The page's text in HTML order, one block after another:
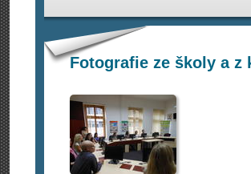
Fotografie ze školy a z